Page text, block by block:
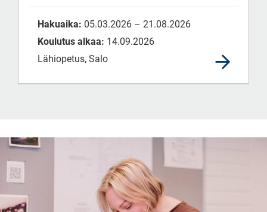
Hakuaika: 05.03.2026 – 21.08.2026
Koulutus alkaa: 14.09.2026
Lähiopetus, Salo